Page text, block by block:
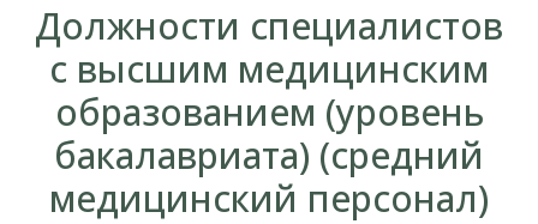
Должности специалистов
с высшим медицинским
образованием (уровень
бакалавриата) (средний
медицинский персонал)